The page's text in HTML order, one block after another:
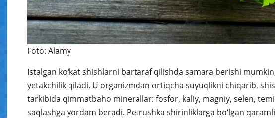
Foto: Alamy
Istalgan ko‘kat shishlarni bartaraf qilishda samara berishi
yetakchilik qiladi. U organizmdan ortiqcha suyuqlikni chiqarib,
tarkibida qimmatbaho minerallar: fosfor, kaliy, magniy, selen,
saqlashga yordam beradi. Petrushka shirinliklarga bo‘lgan